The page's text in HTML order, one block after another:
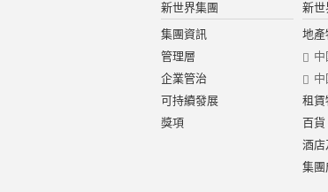
新世界集團
集團資訊
管理層
企業管治
可持續發展
獎項
新世
地產
租賃
百貨
酒店
集團